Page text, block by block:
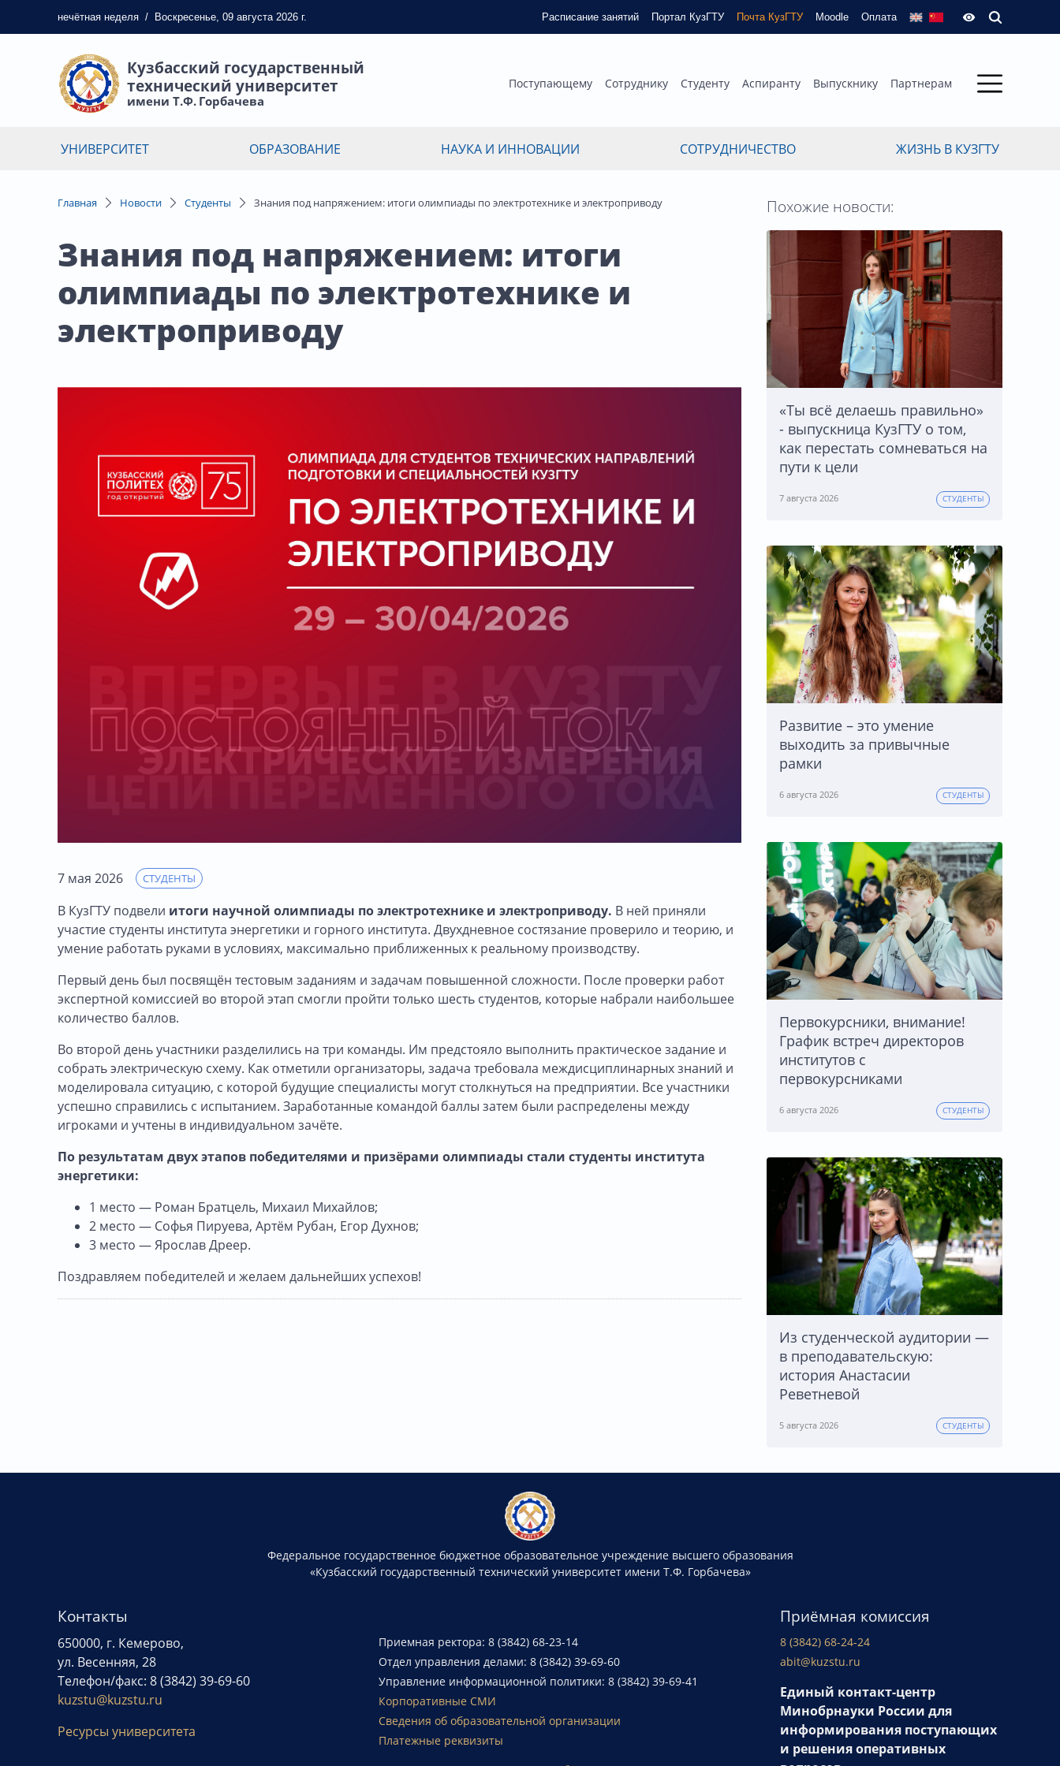
нечётная неделя / Воскресенье, 09 августа 2026 г. Расписание занятий Портал КузГТУ Почта КузГТУ Moodle Оплата
Кузбасский государственный
технический университет
имени Т.Ф. Горбачева
Поступающему Сотруднику Студенту Аспиранту Выпускнику Партнерам
УНИВЕРСИТЕТ ОБРАЗОВАНИЕ НАУКА И ИННОВАЦИИ СОТРУДНИЧЕСТВО ЖИЗНЬ В КУЗГТУ
Главная Новости Студенты Знания под напряжением: итоги олимпиады по электротехнике и электроприводу
Знания под напряжением: итоги
олимпиады по электротехнике и
электроприводу
7 мая 2026 СТУДЕНТЫ
В КузГТУ подвели итоги научной олимпиады по электротехнике и электроприводу. В ней приняли
участие студенты института энергетики и горного института. Двухдневное состязание проверило и теорию, и
умение работать руками в условиях, максимально приближенных к реальному производству.
Первый день был посвящён тестовым заданиям и задачам повышенной сложности. После проверки работ
экспертной комиссией во второй этап смогли пройти только шесть студентов, которые набрали наибольшее
количество баллов.
Во второй день участники разделились на три команды. Им предстояло выполнить практическое задание и
собрать электрическую схему. Как отметили организаторы, задача требовала междисциплинарных знаний и
моделировала ситуацию, с которой будущие специалисты могут столкнуться на предприятии. Все участники
успешно справились с испытанием. Заработанные командой баллы затем были распределены между
игроками и учтены в индивидуальном зачёте.
По результатам двух этапов победителями и призёрами олимпиады стали студенты института
энергетики:
1 место — Роман Братцель, Михаил Михайлов;
2 место — Софья Пируева, Артём Рубан, Егор Духнов;
3 место — Ярослав Дреер.
Поздравляем победителей и желаем дальнейших успехов!
Похожие новости:
«Ты всё делаешь правильно»
- выпускница КузГТУ о том,
как перестать сомневаться на
пути к цели
7 августа 2026 СТУДЕНТЫ
Развитие – это умение
выходить за привычные
рамки
6 августа 2026 СТУДЕНТЫ
Первокурсники, внимание!
График встреч директоров
институтов с
первокурсниками
6 августа 2026 СТУДЕНТЫ
Из студенческой аудитории —
в преподавательскую:
история Анастасии
Реветневой
5 августа 2026 СТУДЕНТЫ
Федеральное государственное бюджетное образовательное учреждение высшего образования
«Кузбасский государственный технический университет имени Т.Ф. Горбачева»
Контакты
650000, г. Кемерово,
ул. Весенняя, 28
Телефон/факс: 8 (3842) 39-69-60
kuzstu@kuzstu.ru
Ресурсы университета
Приемная ректора: 8 (3842) 68-23-14
Отдел управления делами: 8 (3842) 39-69-60
Управление информационной политики: 8 (3842) 39-69-41
Корпоративные СМИ
Сведения об образовательной организации
Платежные реквизиты
Приёмная комиссия
8 (3842) 68-24-24
abit@kuzstu.ru
Единый контакт-центр
Минобрнауки России для
информирования поступающих
и решения оперативных